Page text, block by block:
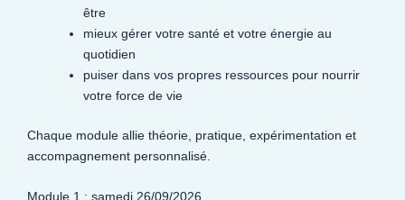
être
mieux gérer votre santé et votre énergie au
quotidien
puiser dans vos propres ressources pour nourrir
votre force de vie
Chaque module allie théorie, pratique, expérimentation et
accompagnement personnalisé.
Module 1 : samedi 26/09/2026